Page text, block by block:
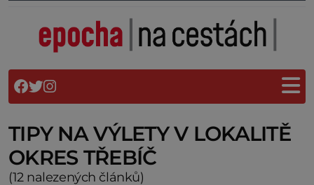
TIPY NA VÝLETY V LOKALITĚ
OKRES TŘEBÍČ
(12 nalezených článků)